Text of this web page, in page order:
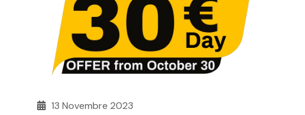
13 Novembre 2023